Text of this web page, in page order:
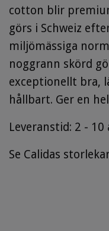
cotton blir
görs i Schweiz
miljömässiga
noggrann skörd
exceptionellt bra,
hållbart. Ger en
Leveranstid: 2 - 10
Se Calidas